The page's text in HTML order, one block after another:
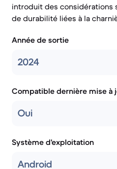
introduit des considérations
de durabilité liées à la
Année de sortie
2024
Compatible dernière mise à
Oui
Système d'exploitation
Android